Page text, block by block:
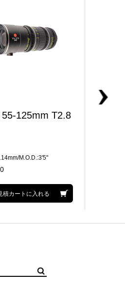
55-125mm T2.8
M.O.D.:3'5"
積カートに入れる